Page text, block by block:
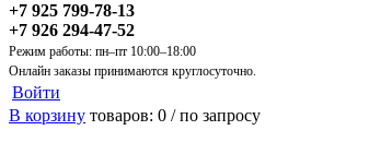
+7 925 799-78-13
+7 926 294-47-52
Режим работы: пн–пт 10:00–18:00
Онлайн заказы принимаются круглосуточно.
Войти
В корзину товаров: 0 /по запросу